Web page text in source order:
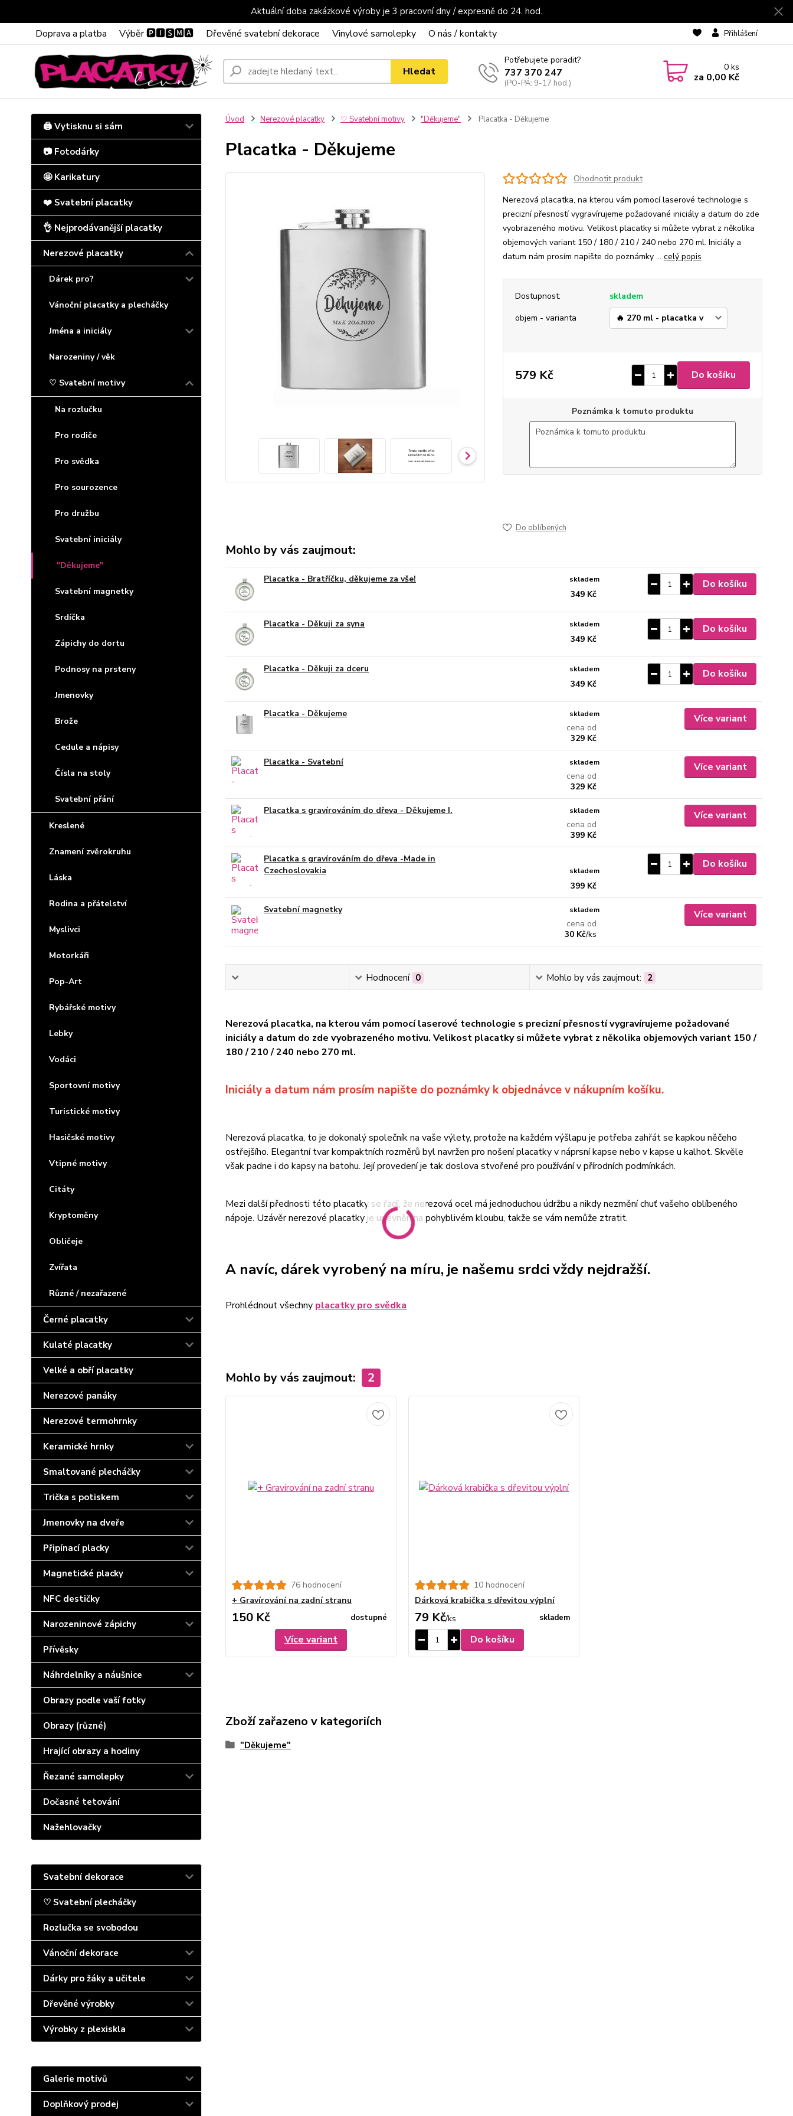
Aktuální doba zakázkové výroby je 3 pracovní dny / expresně do 24. hod.
Doprava a platba Výběr 🅿🅸🆂🅼🅰 Dřevěné svatební dekorace Vinylové samolepky O nás / kontakty Přihlášení
Hledat
Potřebujete poradit?
737 370 247
(PO-PÁ: 9-17 hod.)
0ks
za 0,00 Kč
🖨️ Vytisknu si sám
📷 Fotodárky
🤩 Karikatury
❤️ Svatební placatky
👌 Nejprodávanější placatky
Nerezové placatky
Dárek pro?
Vánoční placatky a plecháčky
Jména a iniciály
Narozeniny / věk
♡ Svatební motivy
Na rozlučku
Pro rodiče
Pro svědka
Pro sourozence
Pro družbu
Svatební iniciály
"Děkujeme"
Svatební magnetky
Srdíčka
Zápichy do dortu
Podnosy na prsteny
Jmenovky
Brože
Cedule a nápisy
Čísla na stoly
Svatební přání
Kreslené
Znamení zvěrokruhu
Láska
Rodina a přátelství
Myslivci
Motorkáři
Pop-Art
Rybářské motivy
Lebky
Vodáci
Sportovní motivy
Turistické motivy
Hasičské motivy
Vtipné motivy
Citáty
Kryptoměny
Obličeje
Zvířata
Různé / nezařazené
Černé placatky
Kulaté placatky
Velké a obří placatky
Nerezové panáky
Nerezové termohrnky
Keramické hrnky
Smaltované plecháčky
Trička s potiskem
Jmenovky na dveře
Připínací placky
Magnetické placky
NFC destičky
Narozeninové zápichy
Přívěsky
Náhrdelníky a náušnice
Obrazy podle vaší fotky
Obrazy (různé)
Hrající obrazy a hodiny
Řezané samolepky
Dočasné tetování
Nažehlovačky
Svatební dekorace
♡ Svatební plecháčky
Rozlučka se svobodou
Vánoční dekorace
Dárky pro žáky a učitele
Dřevěné výrobky
Výrobky z plexiskla
Galerie motivů
Doplňkový prodej
Úvod Nerezové placatky ♡ Svatební motivy "Děkujeme" Placatka - Děkujeme
Placatka - Děkujeme
Ohodnotit produkt
Nerezová placatka, na kterou vám pomocí laserové technologie s
precizní přesností vygravírujeme požadované iniciály a datum do zde
vyobrazeného motivu. Velikost placatky si můžete vybrat z několika
objemových variant 150 / 180 / 210 / 240 nebo 270 ml. Iniciály a
datum nám prosím napište do poznámky ... celý popis
Dostupnost:
skladem
objem - varianta
579 Kč Do košíku
Poznámka k tomuto produktu
Do oblíbených
Mohlo by vás zaujmout:
Placatka - Bratříčku, děkujeme za vše!
349 Kč
skladem Do košíku
Placatka - Děkuji za syna
349 Kč
skladem Do košíku
Placatka - Děkuji za dceru
349 Kč
skladem Do košíku
Placatka - Děkujeme
cena od
329 Kč
skladem Více variant
Placatka - Svatební
cena od
329 Kč
skladem Více variant
Placatka s gravírováním do dřeva - Děkujeme I.
cena od
399 Kč
skladem Více variant
Placatka s gravírováním do dřeva -Made in
Czechoslovakia
399 Kč
skladem
Do košíku
Svatební magnetky
cena od
30 Kč/ks
skladem Více variant
Hodnocení 0 Mohlo by vás zaujmout: 2
Nerezová placatka, na kterou vám pomocí laserové technologie s precizní přesností vygravírujeme požadované
iniciály a datum do zde vyobrazeného motivu. Velikost placatky si můžete vybrat z několika objemových variant 150 /
180 / 210 / 240 nebo 270 ml.
Iniciály a datum nám prosím napište do poznámky k objednávcev nákupním košíku.
Nerezová placatka, to je dokonalý společník na vaše výlety, protože na každém výšlapu je potřeba zahřát se kapkou něčeho
ostřejšího. Elegantní tvar kompaktních rozměrů byl navržen pro nošení placatky v náprsní kapse nebo v kapse u kalhot. Skvěle
však padne i do kapsy na batohu. Její provedení je tak doslova stvořené pro používání v přírodních podmínkách.
Mezi další přednosti této placatky se řadí, že nerezová ocel má jednoduchou údržbu a nikdy nezmění chuť vašeho oblíbeného
nápoje. Uzávěr nerezové placatky je upevněn na pohyblivém kloubu, takže se vám nemůže ztratit.
A navíc, dárek vyrobený na míru, je našemu srdci vždy nejdražší.
Prohlédnout všechny placatky pro svědka
Mohlo by vás zaujmout: 2
76 hodnocení
+ Gravírování na zadní stranu
150 Kč dostupné
Více variant
10 hodnocení
Dárková krabička s dřevitou výplní
79 Kč/ks skladem
Do košíku
Zboží zařazeno v kategoriích
"Děkujeme"